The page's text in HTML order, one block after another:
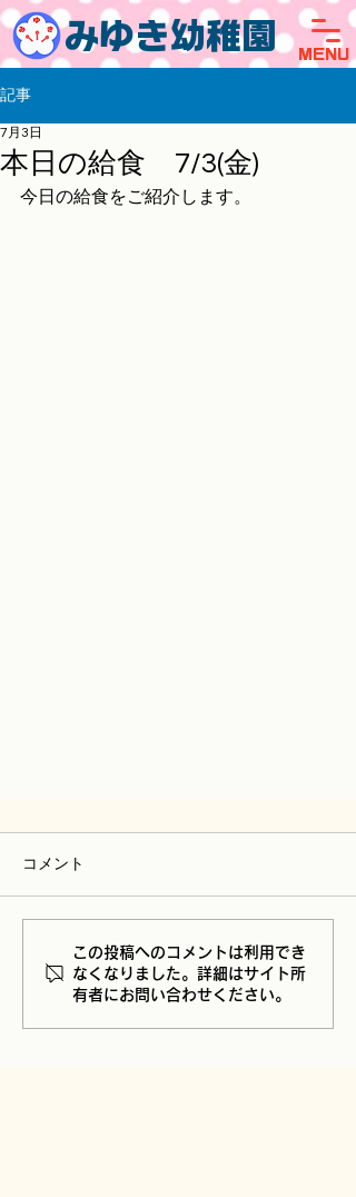
MENU
みゆき幼稚園
記事
本日の給食 7/3(金)
7月3日
今日の給食をご紹介します。
コメント
この投稿へのコメントは利用でき
なくなりました。詳細はサイト所
有者にお問い合わせください。